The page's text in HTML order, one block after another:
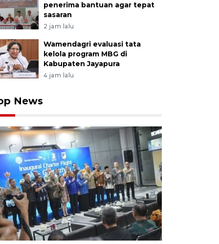
penerima bantuan agar tepat
sasaran
2 jam lalu
Wamendagri evaluasi tata
kelola program MBG di
Kabupaten Jayapura
4 jam lalu
News